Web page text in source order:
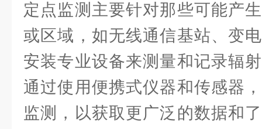
定点监测主要针对那些可能产
或区域，如无线通信基站、变
安装专业设备来测量和记录辐
通过使用便携式仪器和传感器
监测，以获取更广泛的数据和